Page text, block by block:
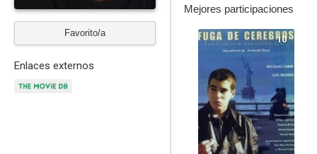
Favorito/a
Enlaces externos
Mejores participaciones
10